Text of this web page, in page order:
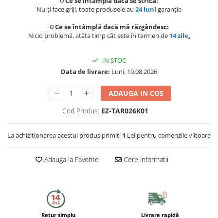
Ingrijire personala
Uscatoare de par
Epilatoare
Aparate de tuns & ras
Cantare corporale
Mese gradina
Seturi mobilier
Case de gradina
Corturi & articole camping
Scari
Preparat bauturi
Fiare, statii & aparate de calcat cu
Ventilatoare
Robineti de trecere
Robineti si accesorii calorifere
Usi de vizitare
Supape, reductoare, manometre,
Nu-ți face griji, toate produsele au 24 luni garanție
⛉ Ce se întâmplă dacă mă răzgândesc:
Nicio problemă, atâta timp cât este în termen de 14 zile.
IN STOC
Data de livrare: Luni, 10.08.2026
ADAUGA IN COS
Cod Produs: EZ-TAR026K01
La achizitionarea acestui produs primiti 1 Lei pentru comenzile viitoare
Adauga la Favorite Cere informatii
Retur simplu Livrare rapidă